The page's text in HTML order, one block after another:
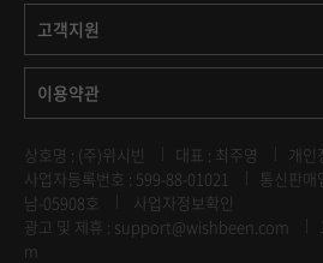
고객지원
이용약관
상호명 : (주)위시빈 대표 : 최주영
개인
사업자등록번호 : 599-88-01021
통신판매
남-05908호
사업자정보확인
광고 및 제휴 : support@wishbeen.com
m